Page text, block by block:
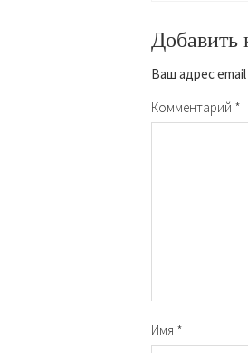
Добавить
Ваш адрес
Комментарий *
Имя *